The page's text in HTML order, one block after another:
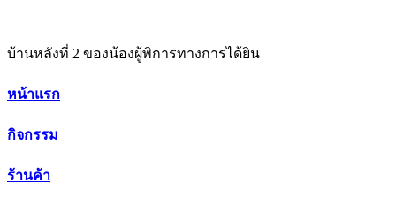
บ้านหลังที่ 2 ของน้องผู้พิการทางการได้ยิน
หน้าแรก
กิจกรรม
ร้านค้า